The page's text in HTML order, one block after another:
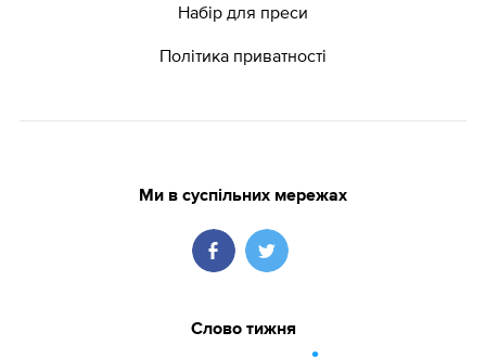
Набір для преси
Політика приватності
Ми в суспільних мережах
Слово тижня